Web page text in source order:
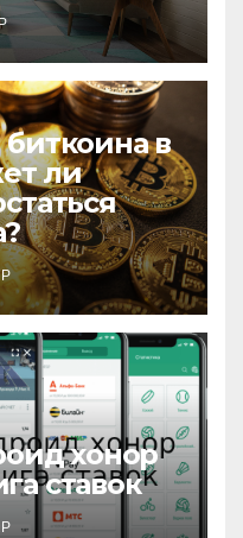
в
ли
хонор
ставок